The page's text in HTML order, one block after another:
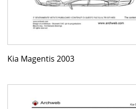
Kia Magentis 2003